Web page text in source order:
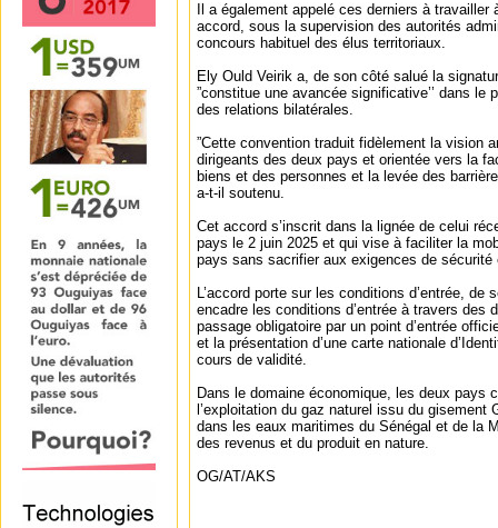
Il a également appelé ces derniers à
accord, sous la supervision des autorités
concours habituel des élus territoriaux.
Ely Ould Veirik a, de son côté salué la
”constitue une avancée significative’’ dans le
des relations bilatérales.
”Cette convention traduit fidèlement la vision
dirigeants des deux pays et orientée vers la
biens et des personnes et la levée des
a-t-il soutenu.
Cet accord s’inscrit dans la lignée de celui
pays le 2 juin 2025 et qui vise à faciliter la
pays sans sacrifier aux exigences de sécurité
L’accord porte sur les conditions d’entrée, de
encadre les conditions d’entrée à travers des
passage obligatoire par un point d’entrée
et la présentation d’une carte nationale
cours de validité.
Dans le domaine économique, les deux pays
l’exploitation du gaz naturel issu du gisement
dans les eaux maritimes du Sénégal et de la
des revenus et du produit en nature.
OG/AT/AKS